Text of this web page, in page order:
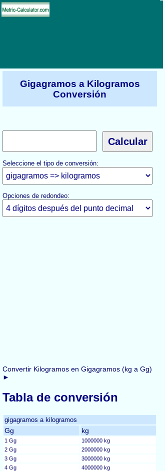
Gigagramos a Kilogramos
Conversión
Seleccione el tipo de conversión:
Opciones de redondeo:
Convertir Kilogramos en Gigagramos (kg a Gg)
►
Tabla de conversión
gigagramos a kilogramos
Gg kg
1 Gg
1000000 kg
2 Gg
2000000 kg
3 Gg
3000000 kg
4 Gg
4000000 kg